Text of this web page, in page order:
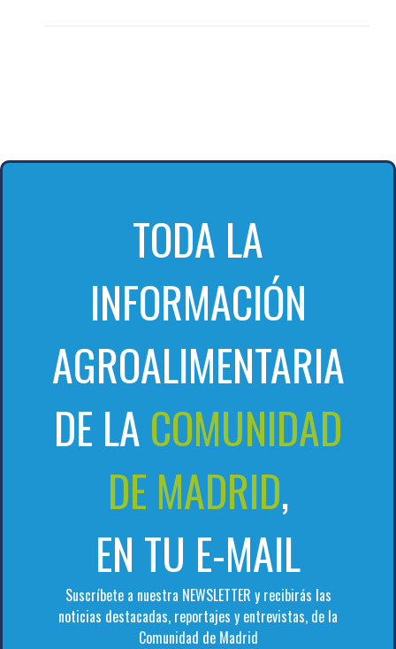
TODA LA
INFORMACIÓN
AGROALIMENTARIA
DE LACOMUNIDAD
DE MADRID,
EN TU E-MAIL
Suscríbete a nuestra NEWSLETTER y recibirás las
noticias destacadas, reportajes y entrevistas, de la
Comunidad de Madrid